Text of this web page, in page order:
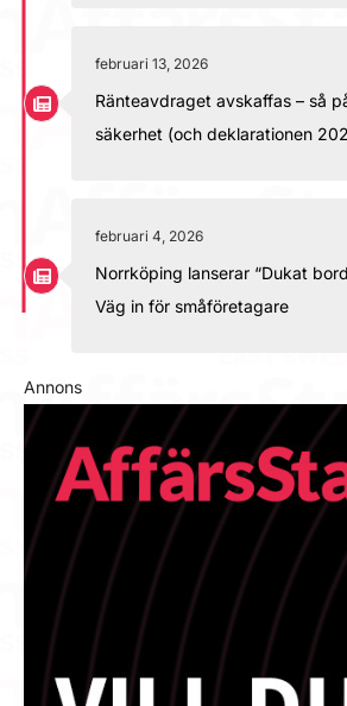
februari 13, 2026
Ränteavdraget avskaffas – så
säkerhet (och deklarationen
februari 4, 2026
Norrköping lanserar “Dukat
Väg in för småföretagare
Annons